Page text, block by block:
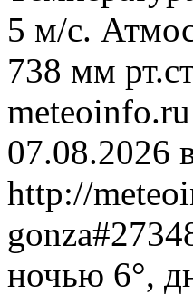
5 м/с.
738 мм
07.08.2026
http://
ночью 6°,